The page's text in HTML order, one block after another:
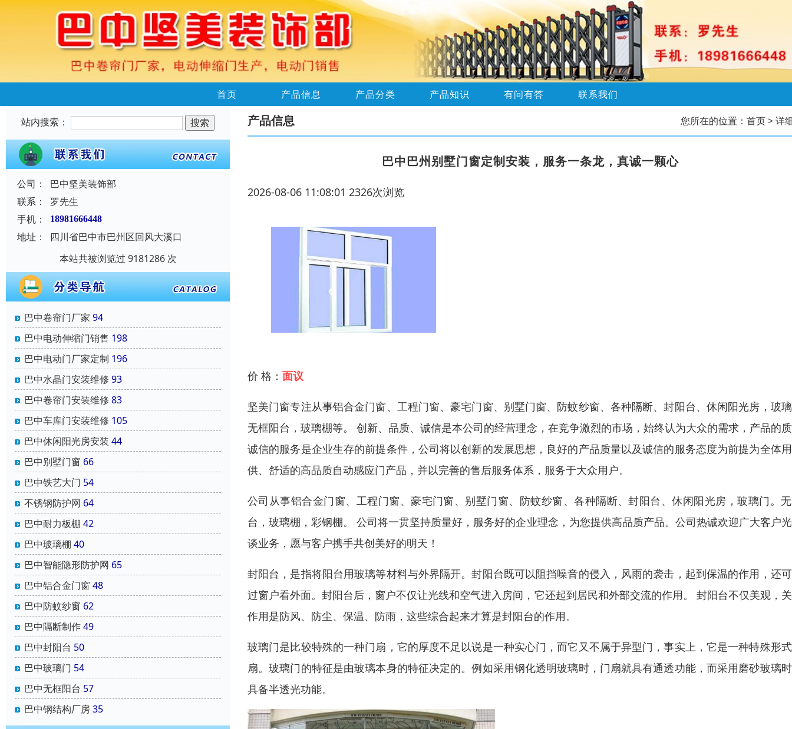
首页 产品信息 产品分类 产品知识 有问有答 联系我们
站内搜索：
公司：
巴中坚美装饰部
联系：
罗先生
手机：
18981666448
地址：
四川省巴中市巴州区回风大溪口
本站共被浏览过 9181286 次
巴中卷帘门厂家 94
巴中电动伸缩门销售 198
巴中电动门厂家定制 196
巴中水晶门安装维修 93
巴中卷帘门安装维修 83
巴中车库门安装维修 105
巴中休闲阳光房安装 44
巴中别墅门窗 66
巴中铁艺大门 54
不锈钢防护网 64
巴中耐力板棚 42
巴中玻璃棚 40
巴中智能隐形防护网 65
巴中铝合金门窗 48
巴中防蚊纱窗 62
巴中隔断制作49
巴中封阳台 50
巴中玻璃门 54
巴中无框阳台 57
巴中钢结构厂房35
产品信息 您所在的位置： 首页> 详
巴中巴州别墅门窗定制安装，服务一条龙，真诚一颗心
2026-08-06 11:08:01 2326次浏览
价 格： 面议
坚美门窗专注从事铝合金门窗、工程门窗、豪宅门窗、别墅门窗、防蚊纱窗、各种隔断、封阳台、休闲阳光房，玻
无框阳台，玻璃棚等。 创新、品质、诚信是本公司的经营理念，在竞争激烈的市场，始终认为大众的需求，产品的
诚信的服务是企业生存的前提条件，公司将以创新的发展思想，良好的产品质量以及诚信的服务态度为前提为全体
供、舒适的高品质自动感应门产品，并以完善的售后服务体系，服务于大众用户。
公司从事铝合金门窗、工程门窗、豪宅门窗、别墅门窗、防蚊纱窗、各种隔断、封阳台、休闲阳光房，玻璃门。
台，玻璃棚，彩钢棚。 公司将一贯坚持质量好，服务好的企业理念，为您提供高品质产品。公司热诚欢迎广大客户
谈业务，愿与客户携手共创美好的明天！
封阳台，是指将阳台用玻璃等材料与外界隔开。封阳台既可以阻挡噪音的侵入，风雨的袭击，起到保温的作用，还
过窗户看外面。封阳台后，窗户不仅让光线和空气进入房间，它还起到居民和外部交流的作用。 封阳台不仅美观，
作用是防风、防尘、保温、防雨，这些综合起来才算是封阳台的作用。
玻璃门是比较特殊的一种门扇，它的厚度不足以说是一种实心门，而它又不属于异型门，事实上，它是一种特殊形
扇。玻璃门的特征是由玻璃本身的特征决定的。例如采用钢化透明玻璃时，门扇就具有通透功能，而采用磨砂玻璃
具备半透光功能。